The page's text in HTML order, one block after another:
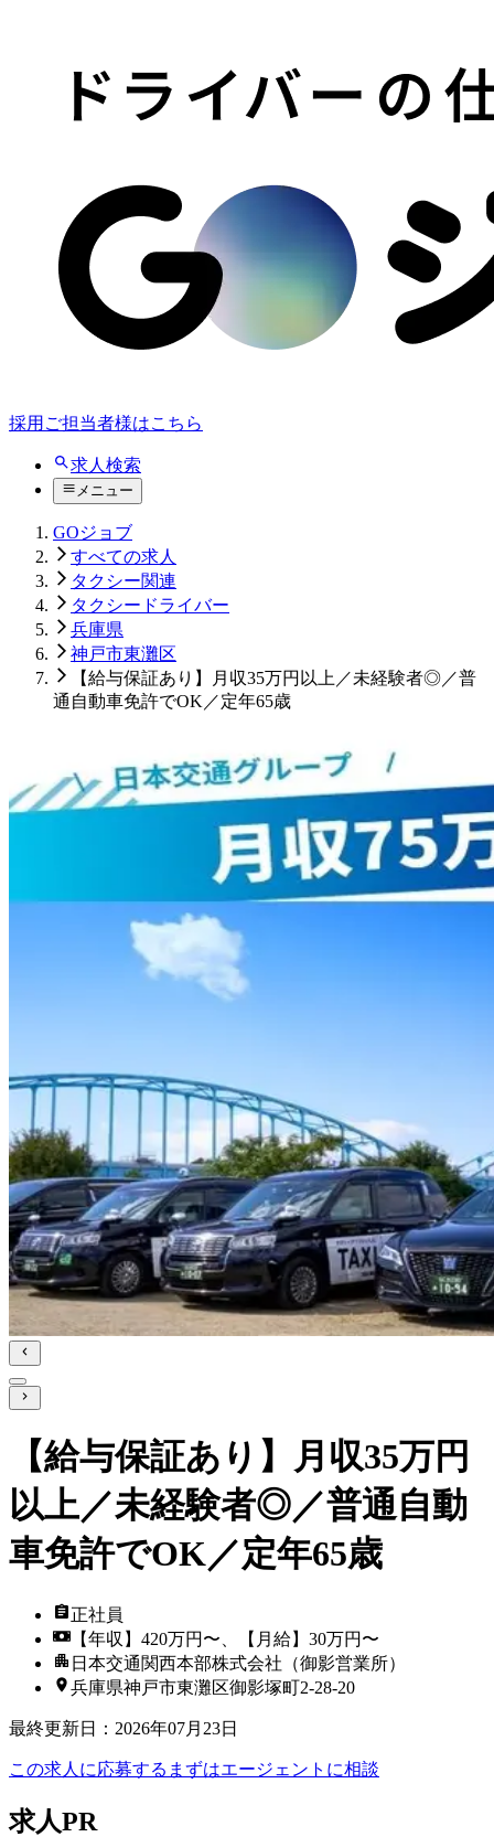
採用ご担当者様はこちら
求人検索
メニュー
GOジョブ
すべての求人
タクシー関連
タクシードライバー
兵庫県
神戸市東灘区
【給与保証あり】月収35万円以上／未経験者◎／普
通自動車免許でOK／定年65歳
【給与保証あり】月収35万円
以上／未経験者◎／普通自動
車免許でOK／定年65歳
正社員
【年収】420万円〜、【月給】30万円〜
日本交通関西本部株式会社（御影営業所）
兵庫県神戸市東灘区御影塚町2-28-20
最終更新日 ： 2026年07月23日
この求人に応募する まずはエージェントに相談
求人PR